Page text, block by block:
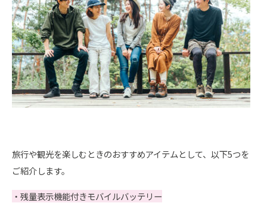
旅行や観光を楽しむときのおすすめアイテムとして、以下5つを
ご紹介します。
・残量表示機能付きモバイルバッテリー